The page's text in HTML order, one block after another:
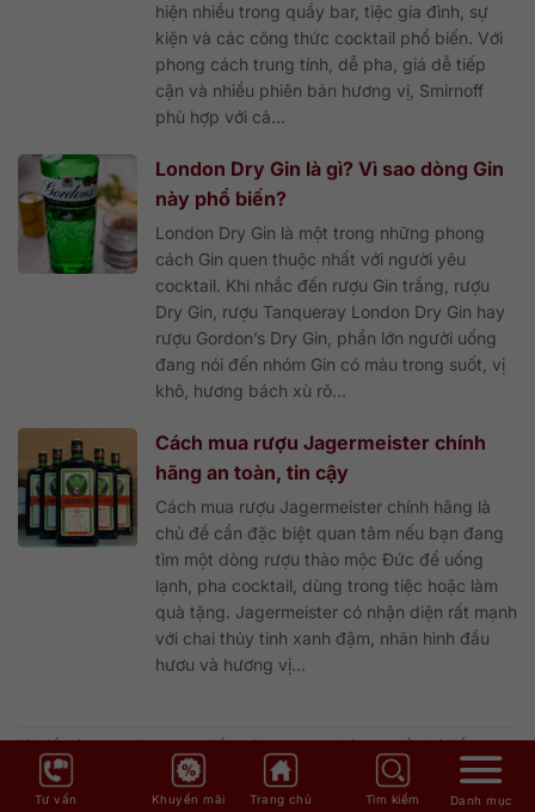
hiện nhiều trong quầy bar, tiệc gia đình, sự
kiện và các công thức cocktail phổ biến. Với
phong cách trung tính, dễ pha, giá dễ tiếp
cận và nhiều phiên bản hương vị, Smirnoff
phù hợp với cả...
London Dry Gin là gì? Vì sao dòng Gin
này phổ biến?
London Dry Gin là một trong những phong
cách Gin quen thuộc nhất với người yêu
cocktail. Khi nhắc đến rượu Gin trắng, rượu
Dry Gin, rượu Tanqueray London Dry Gin hay
rượu Gordon’s Dry Gin, phần lớn người uống
đang nói đến nhóm Gin có màu trong suốt, vị
khô, hương bách xù rõ...
Cách mua rượu Jagermeister chính
hãng an toàn, tin cậy
Cách mua rượu Jagermeister chính hãng là
chủ đề cần đặc biệt quan tâm nếu bạn đang
tìm một dòng rượu thảo mộc Đức để uống
lạnh, pha cocktail, dùng trong tiệc hoặc làm
quà tặng. Jagermeister có nhận diện rất mạnh
với chai thủy tinh xanh đậm, nhãn hình đầu
hươu và hương vị...
Bài viết này được đăng trongKiến thức rượu ngoạivà được gắn thẻCẩm nang
rượu Gin
Tư vấn Khuyến mãi Trang chủ Tìm kiếm Danh mục